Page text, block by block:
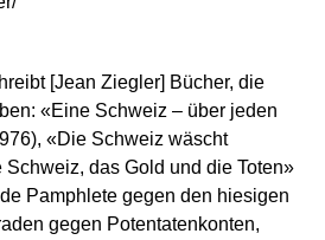
[Jean Ziegler] Bücher, die
«Eine Schweiz – über jeden
«Die Schweiz wäscht
das Gold und die Toten»
Pamphlete gegen den hiesigen
gegen Potentatenkonten,